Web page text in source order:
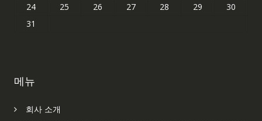
24
25 26 27 28 29
30
31
메뉴
회사 소개